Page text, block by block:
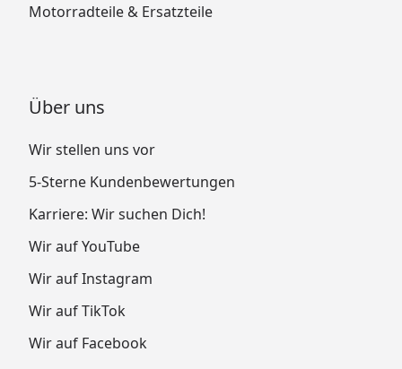
Motorradteile & Ersatzteile
Über uns
Wir stellen uns vor
5-Sterne Kundenbewertungen
Karriere: Wir suchen Dich!
Wir auf YouTube
Wir auf Instagram
Wir auf TikTok
Wir auf Facebook